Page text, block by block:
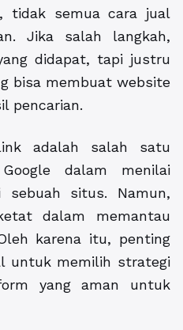
tidak semua cara jual
Jika salah langkah,
didapat, tapi justru
bisa membuat website
pencarian.
adalah salah satu
dalam menilai
sebuah situs. Namun,
dalam memantau
karena itu, penting
untuk memilih strategi
yang aman untuk